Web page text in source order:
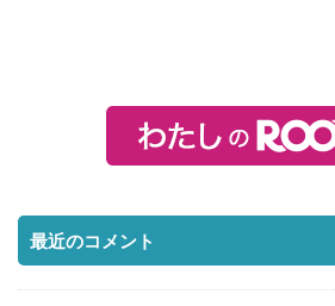
最近のコメント